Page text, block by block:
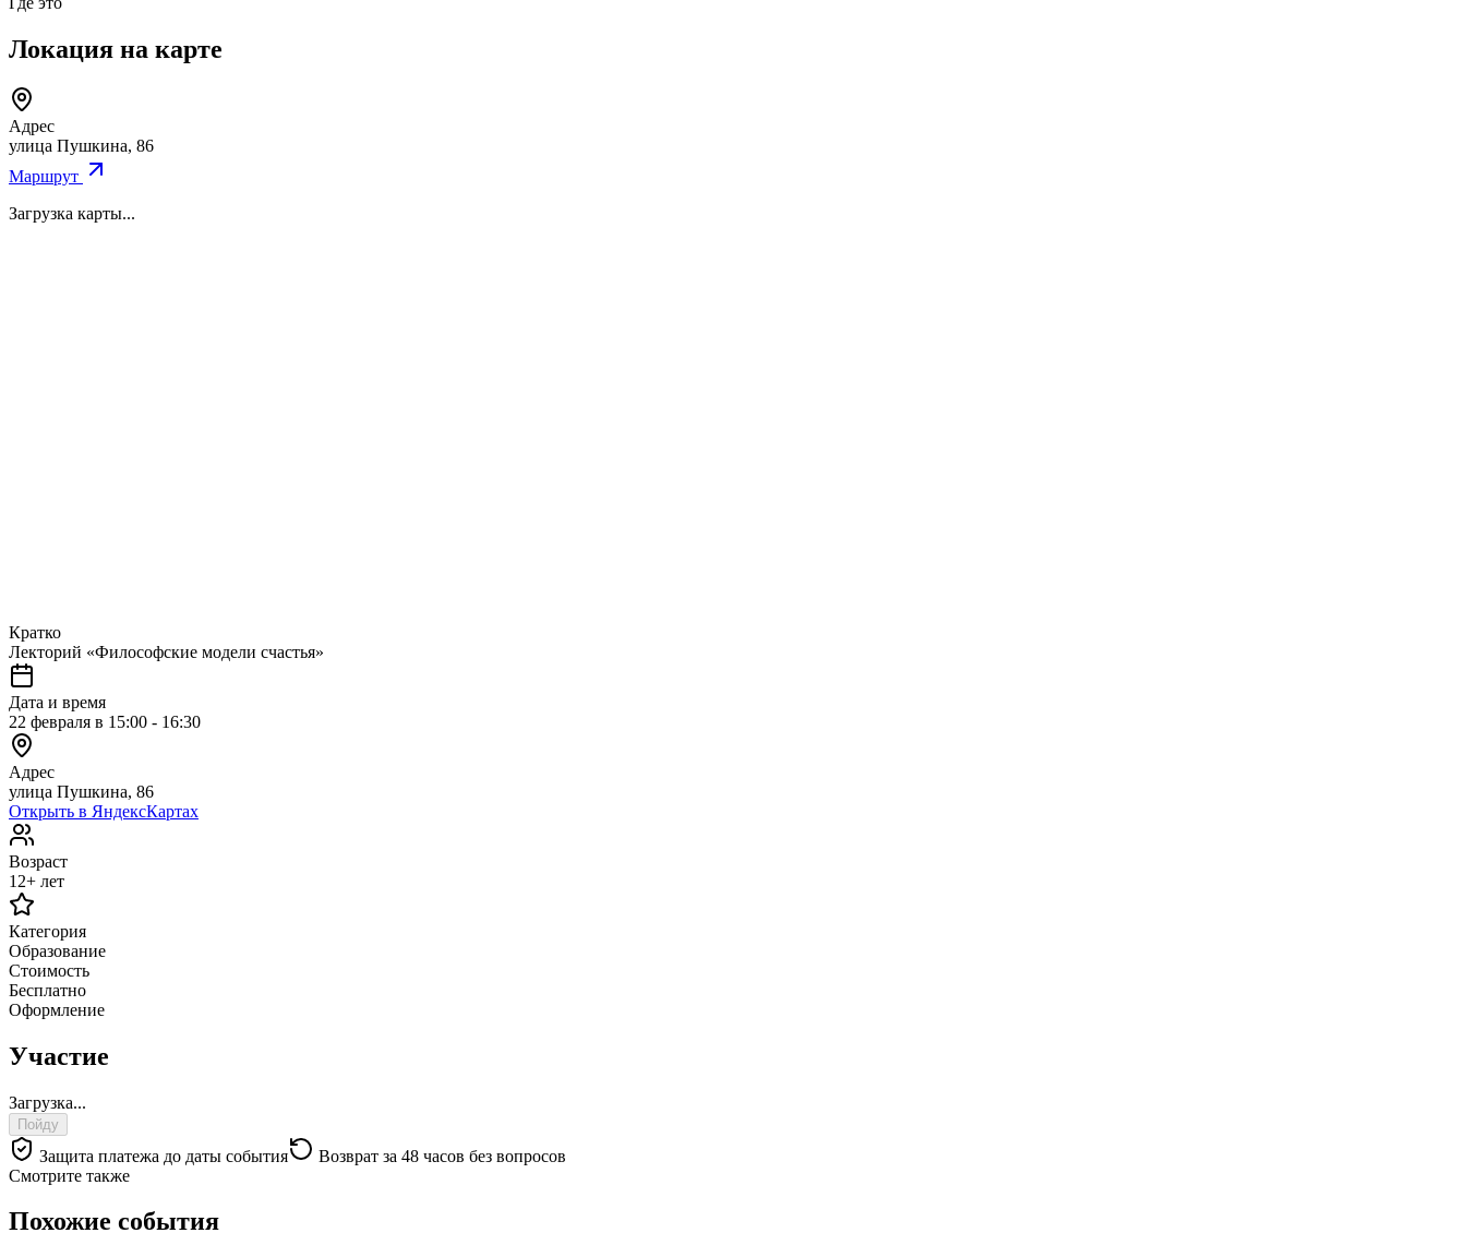
Локация на карте
Адрес
улица Пушкина, 86
Маршрут
Загрузка карты...
Кратко
Лекторий «Философские модели счастья»
Дата и время
22 февраля в 15:00 - 16:30
Адрес
улица Пушкина, 86
Открыть в ЯндексКартах
Возраст
12+ лет
Категория
Образование
Стоимость
Бесплатно
Оформление
Участие
Загрузка...
Пойду
Защита платежа до даты события
Возврат за 48 часов без вопросов
Смотрите также
Похожие события